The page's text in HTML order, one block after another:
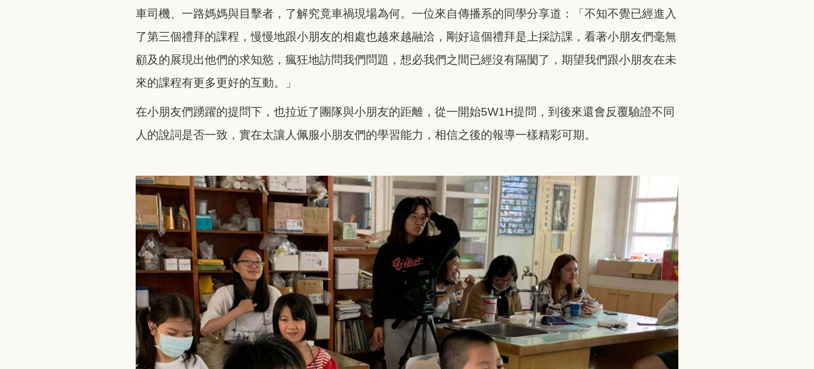
車司機、一路媽媽與目擊者，了解究竟車禍現場為何。一位來自傳播系的同學分享道：「不知不覺已經進入
了第三個禮拜的課程，慢慢地跟小朋友的相處也越來越融洽，剛好這個禮拜是上採訪課，看著小朋友們毫無
顧及的展現出他們的求知慾，瘋狂地訪問我們問題，想必我們之間已經沒有隔閡了，期望我們跟小朋友在未
來的課程有更多更好的互動。」
在小朋友們踴躍的提問下，也拉近了團隊與小朋友的距離，從一開始5W1H提問，到後來還會反覆驗證不同
人的說詞是否一致，實在太讓人佩服小朋友們的學習能力，相信之後的報導一樣精彩可期。